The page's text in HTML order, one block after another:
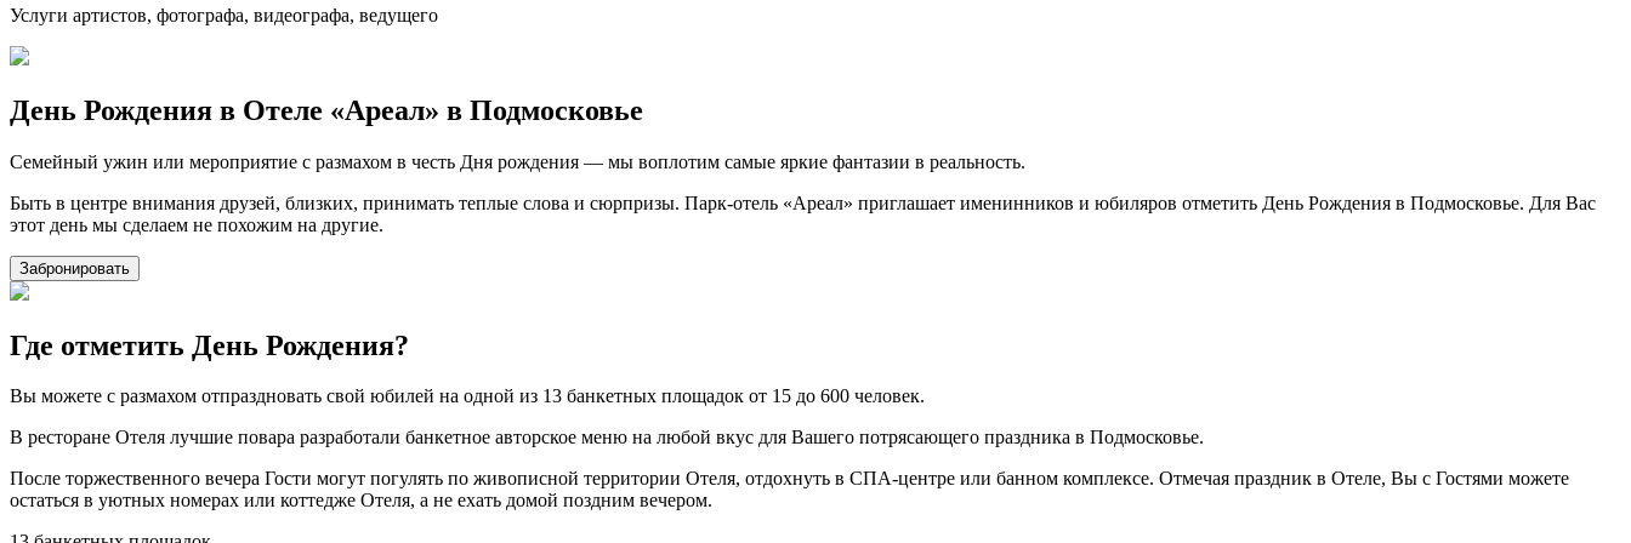
Услуги артистов, фотографа, видеографа, ведущего
День Рождения в Отеле «Ареал» в Подмосковье
Семейный ужин или мероприятие с размахом в честь Дня рождения — мы воплотим самые яркие фантазии в реальность.
Быть в центре внимания друзей, близких, принимать теплые слова и сюрпризы. Парк-отель «Ареал» приглашает именинников и юбиляров отметить День Рождения в Подмосковье. Для Вас
этот день мы сделаем не похожим на другие.
Забронировать
Где отметить День Рождения?
Вы можете с размахом отпраздновать свой юбилей на одной из 13 банкетных площадок от 15 до 600 человек.
В ресторане Отеля лучшие повара разработали банкетное авторское меню на любой вкус для Вашего потрясающего праздника в Подмосковье.
После торжественного вечера Гости могут погулять по живописной территории Отеля, отдохнуть в СПА-центре или банном комплексе. Отмечая праздник в Отеле, Вы с Гостями можете
остаться в уютных номерах или коттедже Отеля, а не ехать домой поздним вечером.